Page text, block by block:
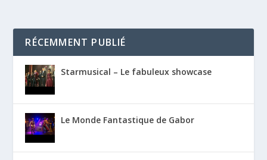
RÉCEMMENT PUBLIÉ
Starmusical – Le fabuleux showcase
Le Monde Fantastique de Gabor